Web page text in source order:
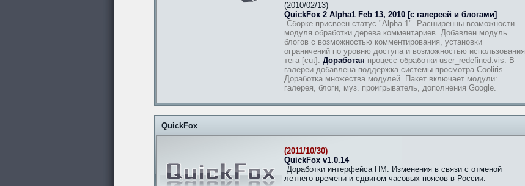
(2010/02/13)
QuickFox 2 Alpha1 Feb 13, 2010 [с галереей и блогами]
Сборке присвоен статус "Alpha 1". Расширенны возможности
модуля обработки дерева комментариев. Добавлен модуль
блогов с возможностью комментирования, установки
ограничений по уровню доступа и возможностью использования
тега [cut]. Доработан процесс обработки user_redefined.vis. В
галереи добавлена поддержка системы просмотра Cooliris.
Доработка множества модулей. Пакет включает модули:
галерея, блоги, муз. проигрыватель, дополнения Google.
QuickFox
(2011/10/30)
QuickFox v1.0.14
Доработки интерфейса ПМ. Изменения в связи с отменой
летнего времени и сдвигом часовых поясов в России.